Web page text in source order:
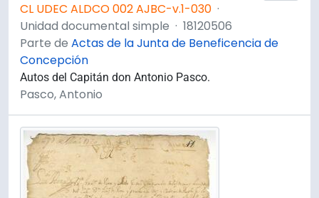
CL UDEC ALDCO 002 AJBC-v.1-030 ·
Unidad documental simple · 18120506
Parte de Actas de la Junta de Beneficencia de
Concepción
Autos del Capitán don Antonio Pasco.
Pasco, Antonio